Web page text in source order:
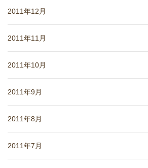
2011年12月
2011年11月
2011年10月
2011年9月
2011年8月
2011年7月